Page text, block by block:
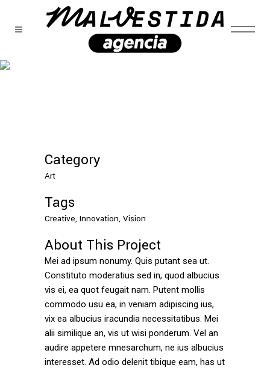
Category
Art
Tags
Creative, Innovation, Vision
About This Project
Mei ad ipsum nonumy. Quis putant sea ut.
Constituto moderatius sed in, quod albucius
vis ei, ea quot feugait nam. Putent mollis
commodo usu ea, in veniam adipiscing ius,
vix ea albucius iracundia necessitatibus. Mei
alii similique an, vis ut wisi ponderum. Vel an
audire appetere mnesarchum, ne ius albucius
interesset. Ad odio delenit tibique eam, has ut